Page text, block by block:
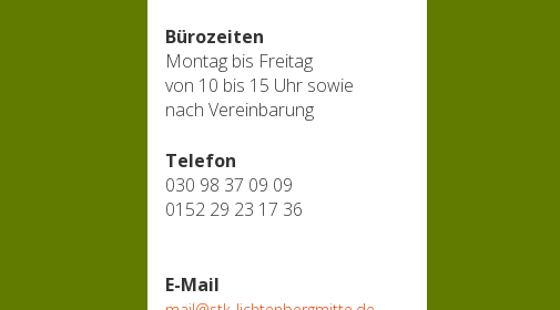
Bürozeiten
Montag bis Freitag
von 10 bis 15 Uhr sowie
nach Vereinbarung
Telefon
030 98 37 09 09
0152 29 23 17 36
E-Mail